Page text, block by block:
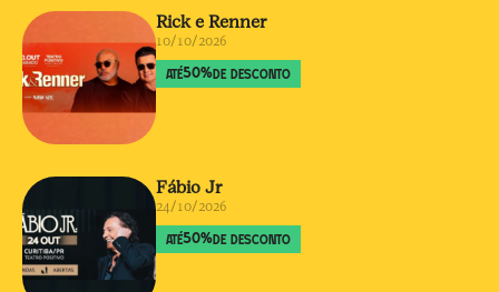
Rick e Renner
10/10/2026
ATÉ50%DE DESCONTO
Fábio Jr
24/10/2026
ATÉ50%DE DESCONTO